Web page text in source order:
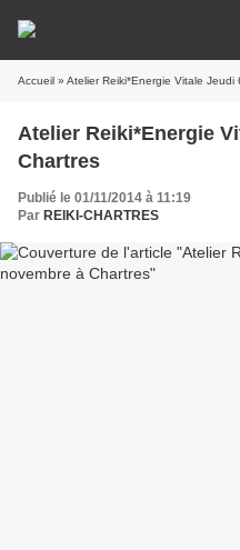
Accueil » Atelier Reiki*Energie Vitale Jeudi
Atelier Reiki*Energie
Chartres
Publié le 01/11/2014 à 11:19
Par REIKI-CHARTRES